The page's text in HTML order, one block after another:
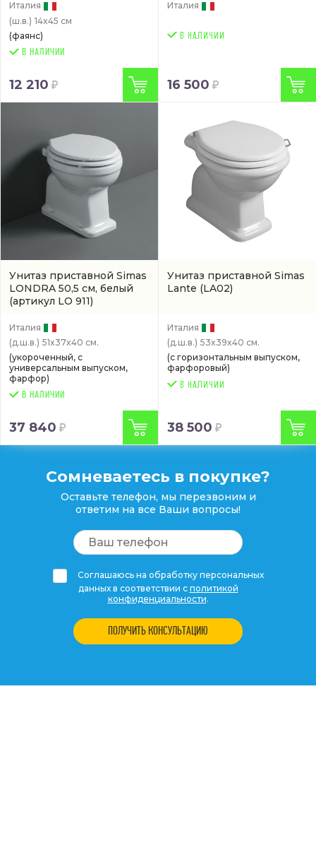
Италия
(ш.в.) 14x45 см
(фаянс)
В НАЛИЧИИ
12 210
Италия
16 500
Унитаз приставной Simas
LONDRA 50,5 см, белый
(артикул LO 911)
Италия
(д.ш.в.) 51x37x40 см.
(укороченный, с
универсальным выпуском,
фарфор)
В НАЛИЧИИ
37 840
Унитаз приставной Simas
Lante (LA02)
Италия
(д.ш.в.) 53x39x40 см.
(с горизонтальным выпуском,
фарфоровый)
38 500
Сомневаетесь в покупке?
Оставьте телефон, мы перезвоним и
ответим на все Ваши вопросы!
Соглашаюсь на обработку персональных
данных в соответствии с политикой
конфиденциальности.
ПОЛУЧИТЬ КОНСУЛЬТАЦИЮ